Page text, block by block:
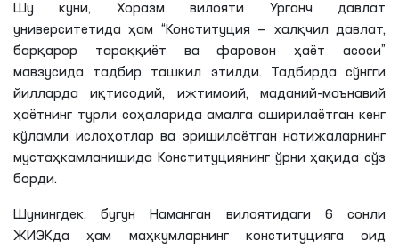
Шу куни, Хоразм вилояти Урганч давлат
университетида ҳам “Конституция — халқчил давлат,
барқарор тараққиёт ва фаровон ҳаёт асоси”
мавзусида тадбир ташкил этилди. Тадбирда сўнгги
йилларда иқтисодий, ижтимоий, маданий-маънавий
ҳаётнинг турли соҳаларида амалга оширилаётган кенг
кўламли ислоҳотлар ва эришилаётган натижаларнинг
мустаҳкамланишида Конституциянинг ўрни ҳақида сўз
борди.
Шунингдек, бугун Наманган вилоятидаги 6 сонли
ЖИЭКда ҳам маҳкумларнинг конституцияга оид